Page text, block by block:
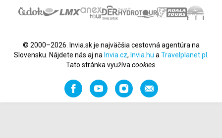
© 2000–2026. Invia.sk je najväčšia cestovná agentúra na
Slovensku. Nájdete nás aj na Invia.cz, Invia.hu a Travelplanet.pl
Tato stránka využíva cookies.
FacebookYouTubeInstagramOdporučiť